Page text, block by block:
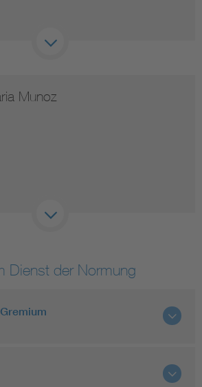
Munoz
Dienst der Normung